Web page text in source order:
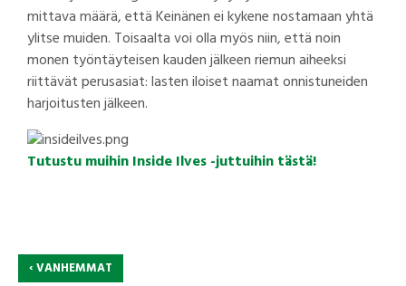
mittava määrä, että Keinänen ei kykene nostamaan yhtä
ylitse muiden. Toisaalta voi olla myös niin, että noin
monen työntäyteisen kauden jälkeen riemun aiheeksi
riittävät perusasiat: lasten iloiset naamat onnistuneiden
harjoitusten jälkeen.
Tutustu muihin Inside Ilves -juttuihin tästä!
‹VANHEMMAT